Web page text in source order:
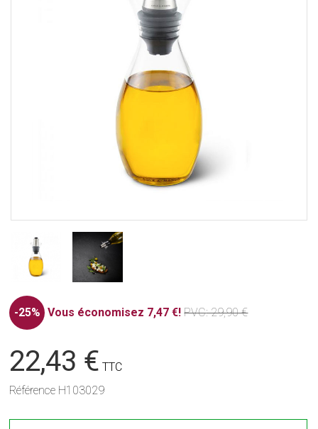
-25% Vous économisez 7,47 €! PVC: 29,90 €
22,43 € TTC
Référence H103029